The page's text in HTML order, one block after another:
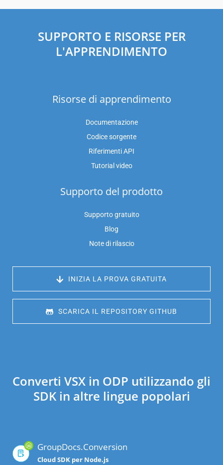
SUPPORTO E RISORSE PER
L'APPRENDIMENTO
Risorse di apprendimento
Documentazione
Codice sorgente
Riferimenti API
Tutorial video
Supporto del prodotto
Supporto gratuito
Blog
Note di rilascio
INIZIA LA PROVA GRATUITA
SCARICA IL REPOSITORY GITHUB
Converti VSX in ODP utilizzando gli
SDK in altre lingue popolari
GroupDocs.Conversion
Cloud SDK per Node.js